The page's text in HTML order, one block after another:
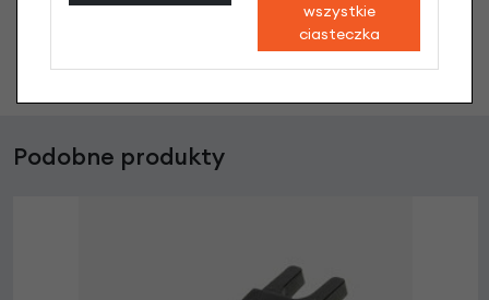
Zadaj pytanie
Podobne produkty
wszystkie
ciasteczka